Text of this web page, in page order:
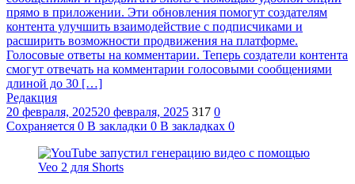
прямо в приложении. Эти обновления помогут создателям
контента улучшить взаимодействие с подписчиками и
расширить возможности продвижения на платформе.
Голосовые ответы на комментарии. Теперь создатели контента
смогут отвечать на комментарии голосовыми сообщениями
длиной до 30 […]
Редакция
20 февраля, 202520 февраля, 2025 317 0
Сохраняется 0 В закладки 0 В закладках 0